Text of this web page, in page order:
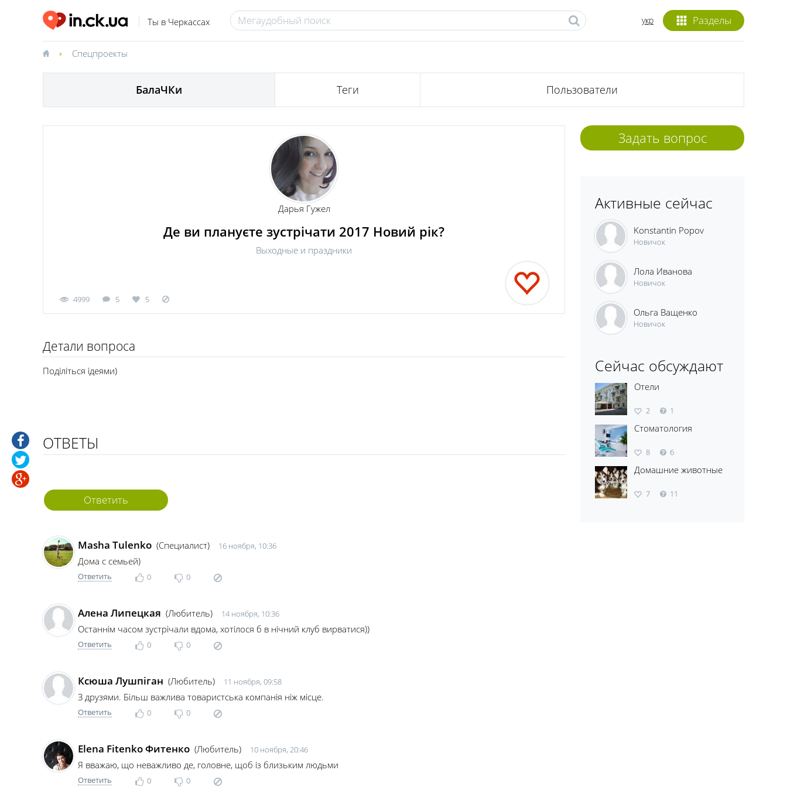
Ты в Черкассах Разделы
укр
Спецпроекты
БалаЧКи Теги Пользователи
Дарья Гужел
Де ви плануєте зустрічати 2017 Новий рік?
Выходные и праздники
4999 5 5
Детали вопроса
Поділіться ідеями)
ОТВЕТЫ
Ответить
Masha Tulenko (Специалист) 16 ноября, 10:36
Дома с семьей)
Ответить 0 0
Алена Липецкая (Любитель) 14 ноября, 10:36
Останнім часом зустрічали вдома, хотілося б в нічний клуб вирватися))
Ответить 0 0
Ксюша Лушпіган (Любитель) 11 ноября, 09:58
З друзями. Більш важлива товаристська компанія ніж місце.
Ответить 0 0
Elena Fitenko Фитенко (Любитель) 10 ноября, 20:46
Я вважаю, що неважливо де, головне, щоб із близьким людьми
Ответить 0 0
Задать вопрос
Активные сейчас
Konstantin Popov
Новичок
Лола Иванова
Новичок
Ольга Ващенко
Новичок
Сейчас обсуждают
Отели
2 1
Стоматология
8 6
Домашние животные
7 11